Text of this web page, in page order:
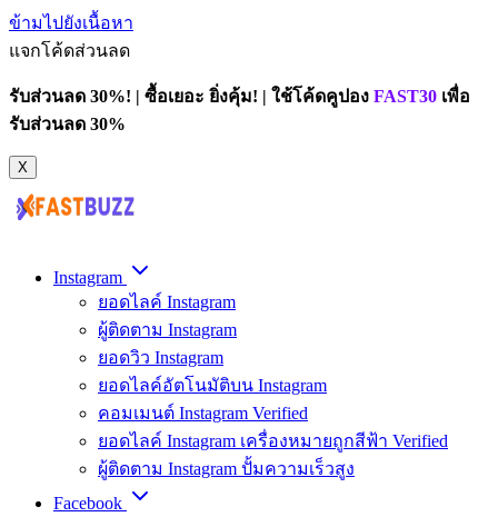
ข้ามไปยังเนื้อหา
แจกโค้ดส่วนลด
รับส่วนลด 30%! | ซื้อเยอะ ยิ่งคุ้ม! | ใช้โค้ดคูปอง FAST30 เพื่อ
รับส่วนลด 30%
X
Instagram
ยอดไลค์ Instagram
ผู้ติดตาม Instagram
ยอดวิว Instagram
ยอดไลค์อัตโนมัติบน Instagram
คอมเมนต์ Instagram Verified
ยอดไลค์ Instagram เครื่องหมายถูกสีฟ้า Verified
ผู้ติดตาม Instagram ปั้มความเร็วสูง
Facebook